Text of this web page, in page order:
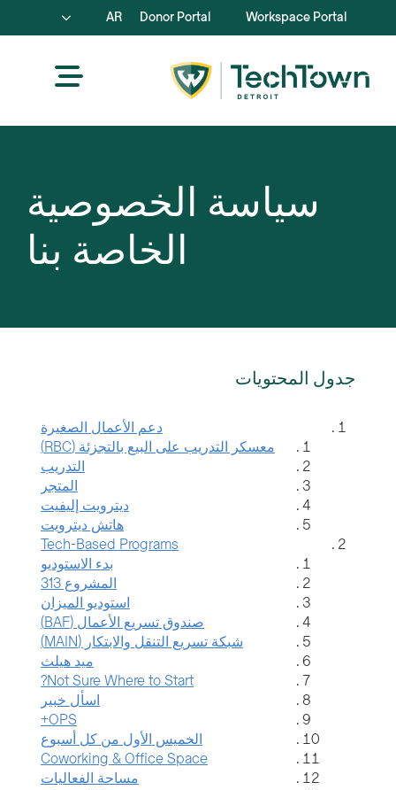
Workspace Portal
Donor Portal
AR
سياسة الخصوصية
الخاصة بنا
جدول المحتويات
دعم الأعمال الصغيرة
معسكر التدريب على البيع بالتجزئة (RBC)
التدريب
المتجر
ديترويت إليفيت
هاتش ديترويت
Tech-Based Programs
بدء الاستوديو
المشروع 313
استوديو الميزان
صندوق تسريع الأعمال (BAF)
شبكة تسريع التنقل والابتكار (MAIN)
ميد هيلث
Not Sure Where to Start?
اسأل خبير
OPS+
الخميس الأول من كل أسبوع
Coworking & Office Space
مساحة الفعاليات